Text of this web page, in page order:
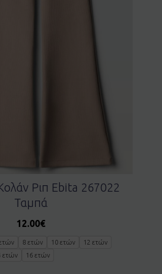
Ριπ Ebita 267022
Ταμπά
12.00€
8 ετών 10 ετών
12 ετών
ετών
16 ετών